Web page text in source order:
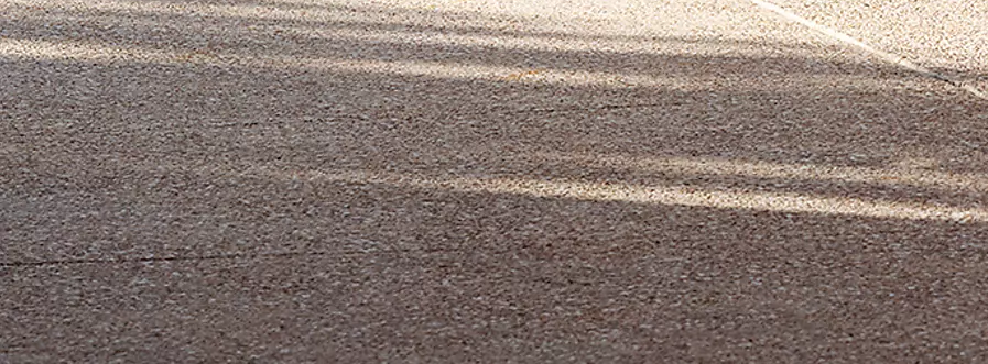
Yaris Cross
HYBRIDE
Urban Cruiser
BATTERIJ ELEKTRISCH